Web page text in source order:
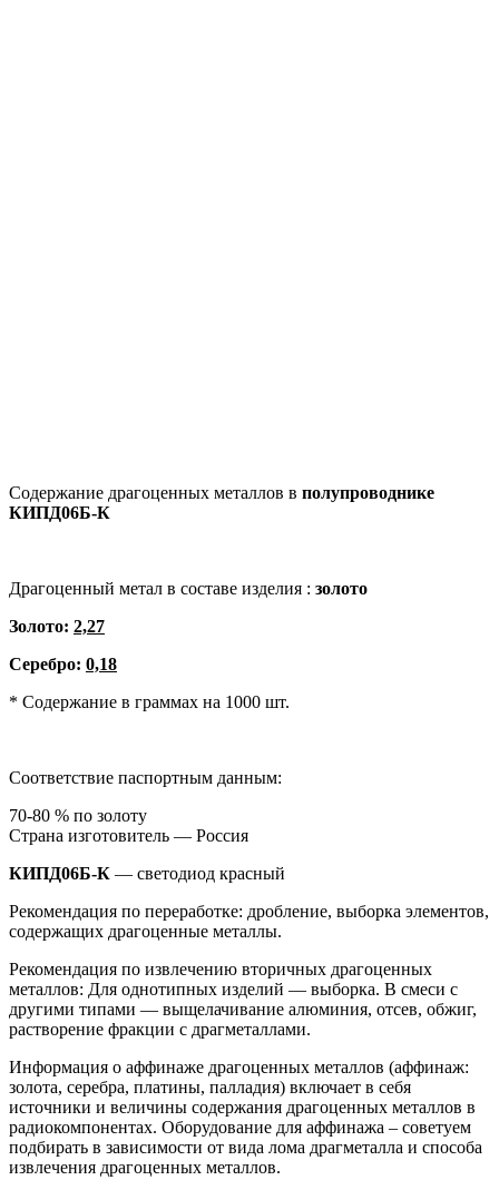
Содержание драгоценных металлов в полупроводнике
КИПД06Б-К
Драгоценный метал в составе изделия : золото
Золото: 2,27
Серебро: 0,18
* Содержание в граммах на 1000 шт.
Соответствие паспортным данным:
70-80 % по золоту
Страна изготовитель — Россия
КИПД06Б-К — светодиод красный
Рекомендация по переработке: дробление, выборка элементов,
содержащих драгоценные металлы.
Рекомендация по извлечению вторичных драгоценных
металлов: Для однотипных изделий — выборка. В смеси с
другими типами — выщелачивание алюминия, отсев, обжиг,
растворение фракции с драгметаллами.
Информация о аффинаже драгоценных металлов (аффинаж:
золота, серебра, платины, палладия) включает в себя
источники и величины содержания драгоценных металлов в
радиокомпонентах. Оборудование для аффинажа – советуем
подбирать в зависимости от вида лома драгметалла и способа
извлечения драгоценных металлов.